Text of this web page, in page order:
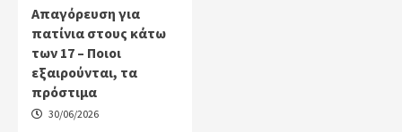
Απαγόρευση για
πατίνια στους κάτω
των 17 – Ποιοι
εξαιρούνται, τα
πρόστιμα
30/06/2026